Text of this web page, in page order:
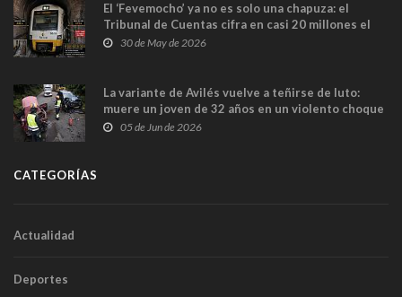
El ‘Fevemocho’ ya no es solo una chapuza: el
Tribunal de Cuentas cifra en casi 20 millones el
sobrecoste de los trenes que no cabían por los
30 de May de 2026
La variante de Avilés vuelve a teñirse de luto:
muere un joven de 32 años en un violento choque
frontal
05 de Jun de 2026
CATEGORÍAS
Actualidad
Deportes